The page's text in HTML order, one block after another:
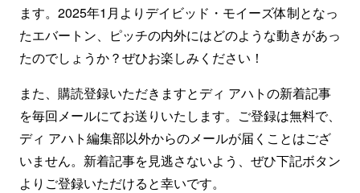
ます。2025年1月よりデイビッド・モイーズ体制となっ
たエバートン、ピッチの内外にはどのような動きがあっ
たのでしょうか？ぜひお楽しみください！
また、購読登録いただきますとディ アハトの新着記事
を毎回メールにてお送りいたします。ご登録は無料で、
ディ アハト編集部以外からのメールが届くことはござ
いません。新着記事を見逃さないよう、ぜひ下記ボタン
よりご登録いただけると幸いです。